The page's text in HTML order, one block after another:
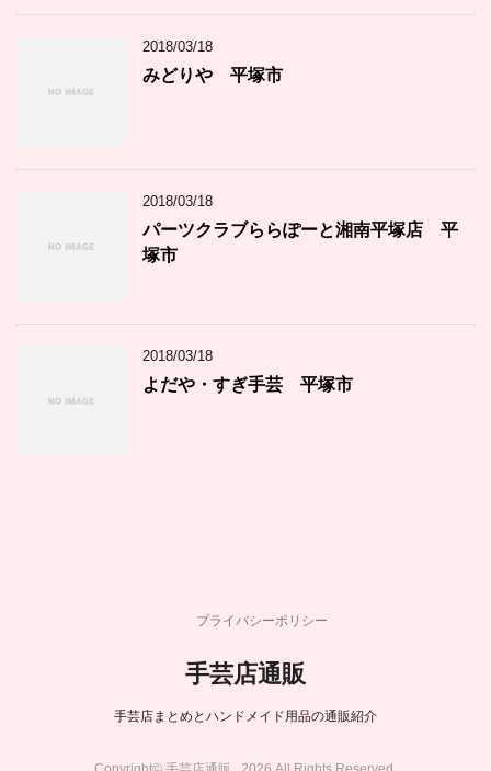
2018/03/18
みどりや 平塚市
2018/03/18
パーツクラブららぽーと湘南平塚店 平
塚市
2018/03/18
よだや・すぎ手芸 平塚市
プライバシーポリシー
手芸店通販
手芸店まとめとハンドメイド用品の通販紹介